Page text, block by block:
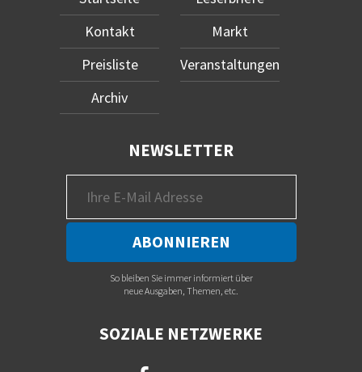
Kontakt
Preisliste
Archiv
Markt
Veranstaltungen
NEWSLETTER
So bleiben Sie immer informiert über
neue Ausgaben, Themen, etc.
SOZIALE NETZWERKE